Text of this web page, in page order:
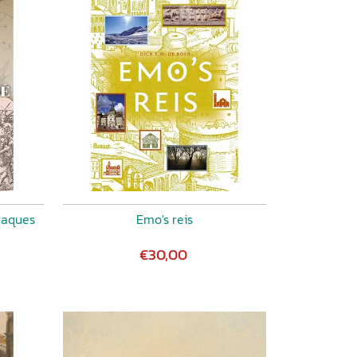
Emo's reis
€30,00